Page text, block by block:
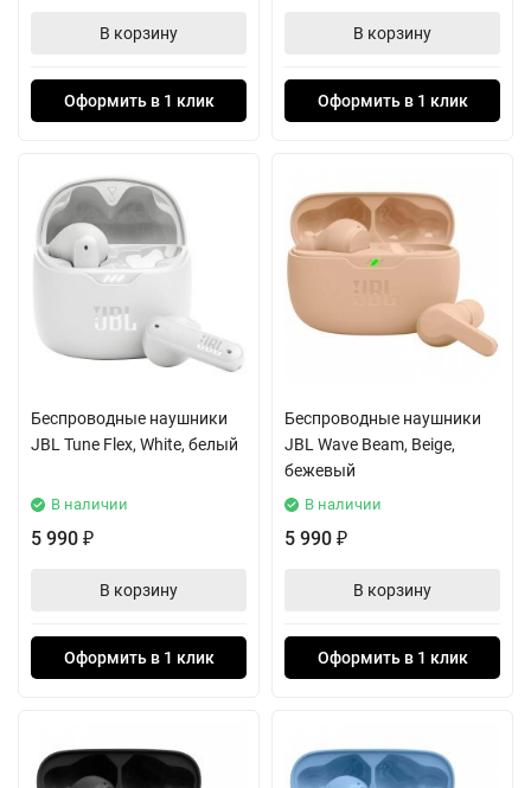
В корзину
Оформить в 1 клик
В корзину
Оформить в 1 клик
Беспроводные наушники
JBL Tune Flex, White, белый
В наличии
5 990 ₽
В корзину
Оформить в 1 клик
Беспроводные наушники
JBL Wave Beam, Beige,
бежевый
В наличии
5 990 ₽
В корзину
Оформить в 1 клик